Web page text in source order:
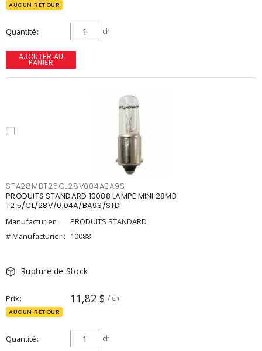
AUCUN RETOUR
Quantité ch
AJOUTER AU
PANIER
STA28MBT25CL28V004ABA9S
PRODUITS STANDARD 10088 LAMPE MINI 28MB
T2.5/CL/28V/0.04A/BA9S/STD
Manufacturier :
PRODUITS STANDARD
# Manufacturier : 10088
Rupture de Stock
Prix 11,82 $ / ch
AUCUN RETOUR
Quantité ch